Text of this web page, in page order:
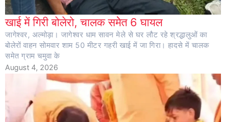
खाई में गिरी बोलेरो, चालक समेेत 6 घायल
जागेश्वर, अल्मोड़ा। जागेश्वर धाम सावन मेले से घर लौट रहे श्रद्धालुओं का
बोलेरों वाहन सोमवार शाम 50 मीटर गहरी खाई में जा गिरा। हादसे में चालक
समेत ग्राम चमुवा के
August 4, 2026